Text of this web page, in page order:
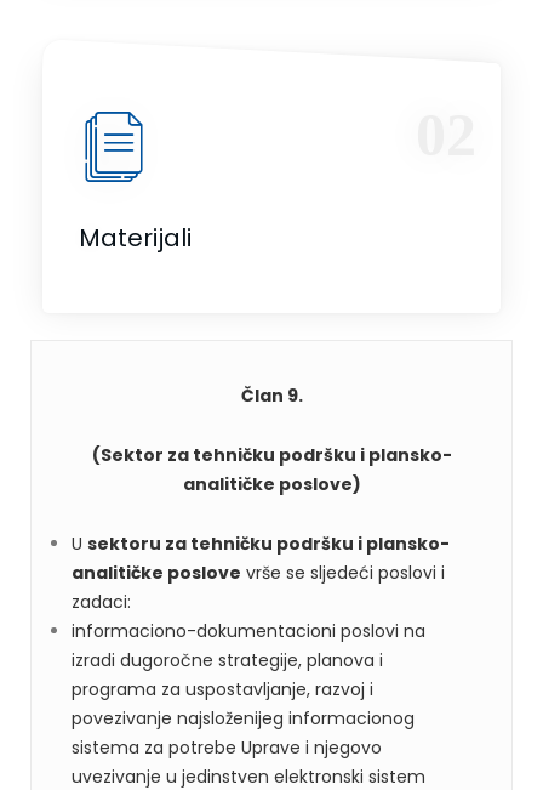
Materijali
Član 9.
(Sektor za tehničku podršku i plansko-
analitičke poslove)
U sektoru za tehničku podršku i plansko-
analitičke poslove vrše se sljedeći poslovi i
zadaci:
informaciono-dokumentacioni poslovi na
izradi dugoročne strategije, planova i
programa za uspostavljanje, razvoj i
povezivanje najsloženijeg informacionog
sistema za potrebe Uprave i njegovo
uvezivanje u jedinstven elektronski sistem